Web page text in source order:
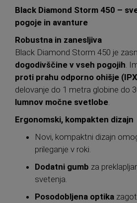
Black Diamond Storm 450 –
pogoje in avanture
Robustna in zanesljiva
Black Diamond Storm 450 je
dogodivščine v vseh pogojih.
proti prahu odporno ohišje
delovanje do 1 metra globine do
lumnov močne svetlobe.
Ergonomski, kompakten dizajn
Novi, kompaktni dizajn
prileganje v roki.
Dodatni gumb za
svetenja.
Posodobljena optika